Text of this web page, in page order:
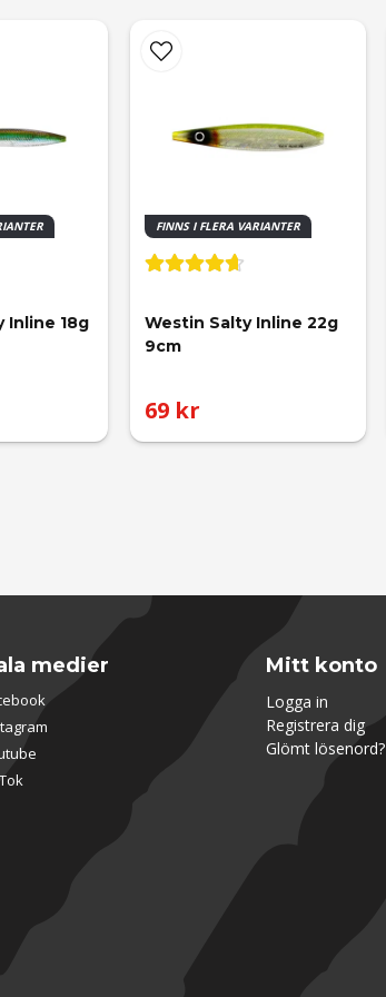
Inline 18g
FINNS I FLERA VARIANTER
Westin Salty Inline 22g
9cm
69 kr
medier Mitt konto
Logga in
Registrera dig
Glömt lösenord?